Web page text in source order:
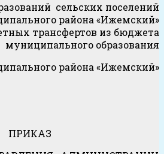
сельских поселений
района «Ижемский»
трансфертов из бюджета
муниципального образования
района «Ижемский»
ПРИКАЗ